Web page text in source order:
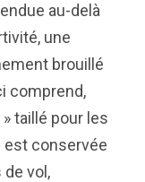
au-delà
une
brouillé
comprend,
taillé pour les
est conservée
de vol,